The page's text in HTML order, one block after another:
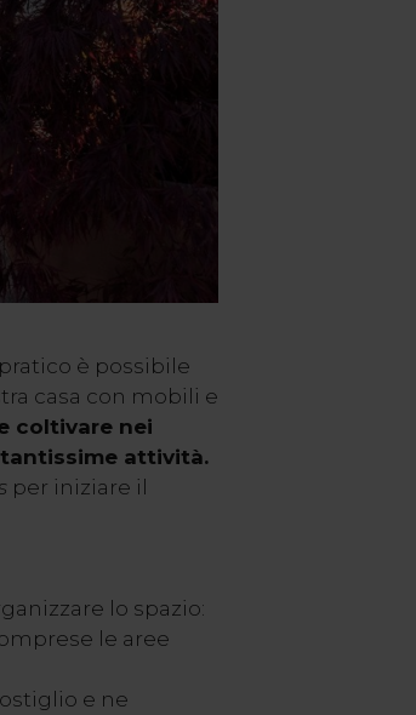
è possibile
casa con mobili e
coltivare nei
attività.
per iniziare il
lo spazio:
le aree
e ne